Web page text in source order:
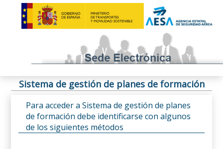
Sistema de gestión de planes de formación
Para acceder a Sistema de gestión de planes
de formación debe identificarse con algunos
de los siguientes métodos